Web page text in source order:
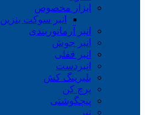
ابزار مخصوص
انبر سوکت بنزین
انبر آرماتوربندی
انبر جوش
انبر قفلی
انبردست
بلبرینگ کش
پرچ کن
پیچگوشتی
تبر